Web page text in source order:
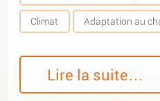
Climat Adaptation au
Lire la suite…